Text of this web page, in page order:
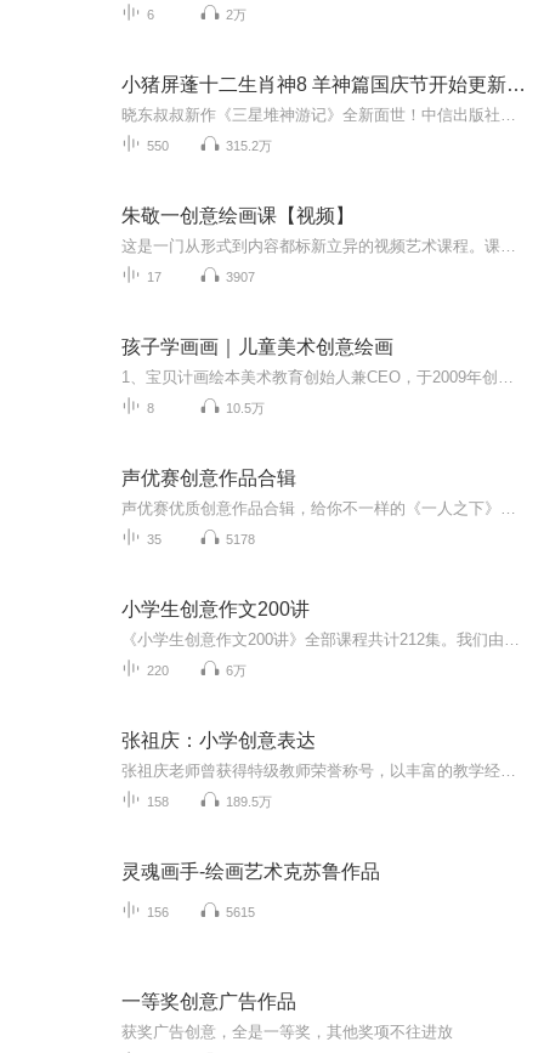
6 2万
小猪屏蓬十二生肖神8 羊神篇国庆节开始更新啦！
550 315.2万
朱敬一创意绘画课【视频】
17 3907
孩子学画画｜儿童美术创意绘画
8 10.5万
声优赛创意作品合辑
35 5178
小学生创意作文200讲
220 6万
张祖庆：小学创意表达
158 189.5万
灵魂画手-绘画艺术克苏鲁作品
156 5615
一等奖创意广告作品
获奖广告创意，全是一等奖，其他奖项不往进放